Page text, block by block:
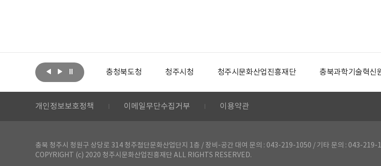
문화체육관광부 충청북도청 청주시청 청주시문화산업진흥재단 충북과학기술혁신
개인정보보호정책 이메일무단수집거부 이용약관
충북 청주시 청원구 상당로 314 청주첨단문화산업단지 1층 / 장비-공간 대여 문의 : 043-219-1050 / 기타 문의 : 043-
COPYRIGHT (c) 2020 청주시문화산업진흥재단 ALL RIGHTS RESERVED.